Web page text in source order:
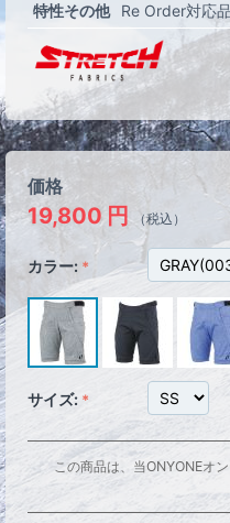
特性その他
Re Order対応
価格
19,800 円 （税込）
カラー:
サイズ:
この商品は、当ONYONEオ